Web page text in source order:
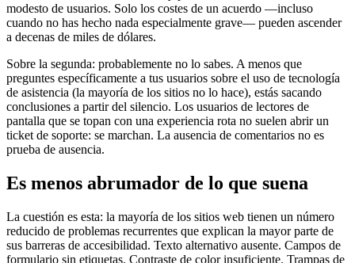
modesto de usuarios. Solo los costes de un acuerdo —incluso
cuando no has hecho nada especialmente grave— pueden ascender
a decenas de miles de dólares.
Sobre la segunda: probablemente no lo sabes. A menos que
preguntes específicamente a tus usuarios sobre el uso de tecnología
de asistencia (la mayoría de los sitios no lo hace), estás sacando
conclusiones a partir del silencio. Los usuarios de lectores de
pantalla que se topan con una experiencia rota no suelen abrir un
ticket de soporte: se marchan. La ausencia de comentarios no es
prueba de ausencia.
Es menos abrumador de lo que suena
La cuestión es esta: la mayoría de los sitios web tienen un número
reducido de problemas recurrentes que explican la mayor parte de
sus barreras de accesibilidad. Texto alternativo ausente. Campos de
formulario sin etiquetas. Contraste de color insuficiente. Trampas de